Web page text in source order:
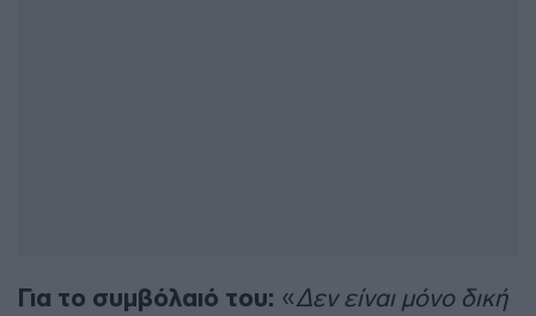
Για το συμβόλαιό του: «Δεν είναι μόνο δική